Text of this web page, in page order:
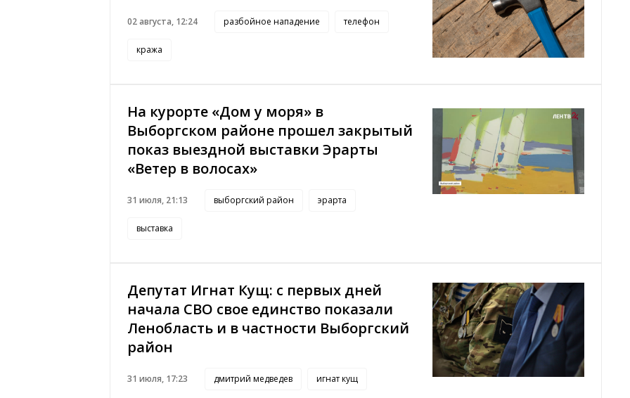
02 августа, 12:24 разбойное нападение телефон
кража
На курорте «Дом у моря» в
Выборгском районе прошел закрытый
показ выездной выставки Эрарты
«Ветер в волосах»
31 июля, 21:13 выборгский район эрарта
выставка
Депутат Игнат Кущ: с первых дней
начала СВО свое единство показали
Ленобласть и в частности Выборгский
район
31 июля, 17:23 дмитрий медведев игнат кущ